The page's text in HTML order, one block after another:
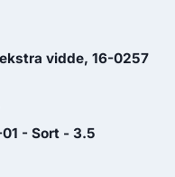
vidde, 16-0257
aktuelle
- Sort - 3.5